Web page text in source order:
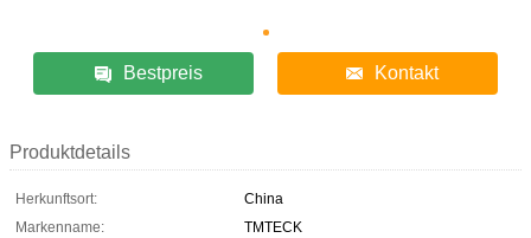
Bestpreis Kontakt
Produktdetails
Herkunftsort:
China
Markenname:
TMTECK